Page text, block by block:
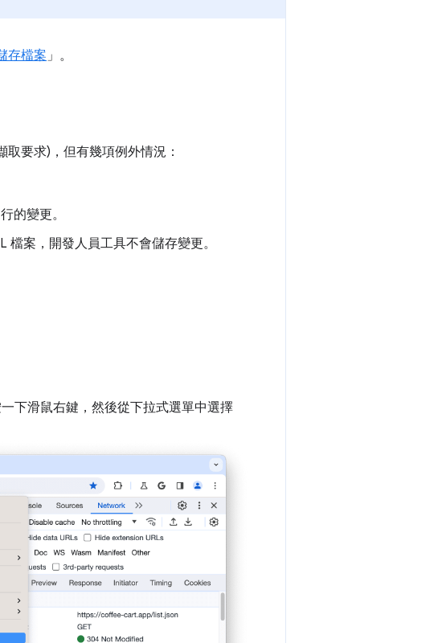
存檔案」。
要求)，但有幾項例外情況：
的變更。
檔案，開發人員工具不會儲存變更。
下滑鼠右鍵，然後從下拉式選單中選擇